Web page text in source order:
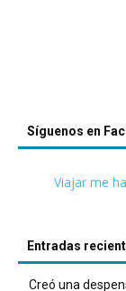
Síguenos en
Viajar me
Entradas
Creó una